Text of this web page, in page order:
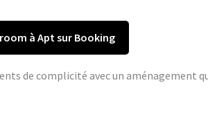
à Apt sur Booking
de complicité avec un aménagement